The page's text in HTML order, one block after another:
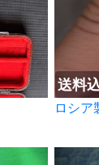
送料
ロシア